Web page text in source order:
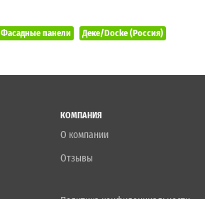
Фасадные панели Деке/Docke (Россия)
КОМПАНИЯ
О компании
Отзывы